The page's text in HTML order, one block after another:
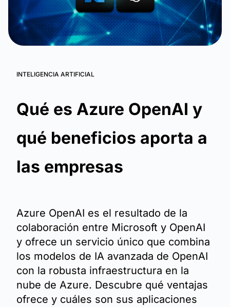
INTELIGENCIA ARTIFICIAL
Qué es Azure OpenAI y
qué beneficios aporta a
las empresas
Azure OpenAI es el resultado de la
colaboración entre Microsoft y OpenAI
y ofrece un servicio único que combina
los modelos de IA avanzada de OpenAI
con la robusta infraestructura en la
nube de Azure. Descubre qué ventajas
ofrece y cuáles son sus aplicaciones